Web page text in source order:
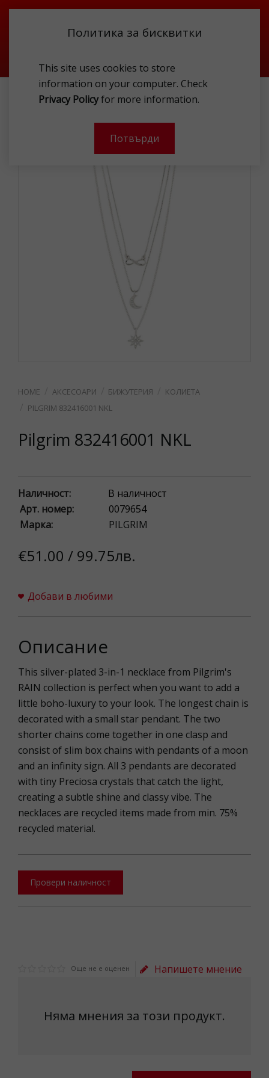
Политика за бисквитки
This site uses cookies to store
information on your computer. Check
Privacy Policyfor more information.
Потвърди
АКСЕСОАРИ БИЖУТЕРИЯ
КОЛИЕТА
PILGRIM 832416001 NKL
АКСЕСОАРИ БИЖУТЕРИЯ
КОЛИЕТА
PILGRIM 832416001 NKL
Pilgrim 832416001 NKL
Наличност:
В наличност
Арт. номер:
0079654
Марка:
PILGRIM
€51.00 / 99.75лв.
Добави в любими
Описание
This silver-plated 3-in-1 necklace from Pilgrim's
RAIN collection is perfect when you want to add a
little boho-luxury to your look. The longest chain is
decorated with a small star pendant. The two
shorter chains come together in one clasp and
consist of slim box chains with pendants of a moon
and an infinity sign. All 3 pendants are decorated
with tiny Preciosa crystals that catch the light,
creating a subtle shine and classy vibe. The
necklaces are recycled items made from min. 75%
recycled material.
Провери наличност
Още не е оценен Напишете мнение
Няма мнения за този продукт.